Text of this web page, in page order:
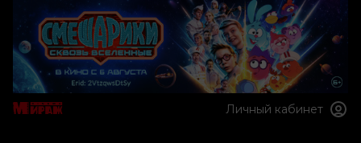
Личный кабинет